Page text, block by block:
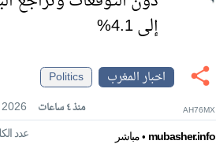
إلى 4.1%
اخبار المغرب
Politics
منذ ٤ ساعات AH76MX
مباشر• mubasher.info عدد